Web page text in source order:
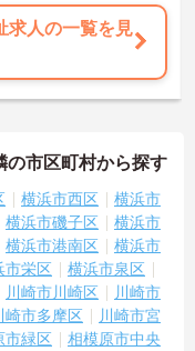
求人の一覧を見
の市区町村から探す
横浜市西区
横浜市
横浜市磯子区
横浜市
横浜市港南区
横浜市
市栄区
横浜市泉区
川崎市川崎区
川崎市
崎市多摩区
川崎市宮
市緑区
相模原市中央